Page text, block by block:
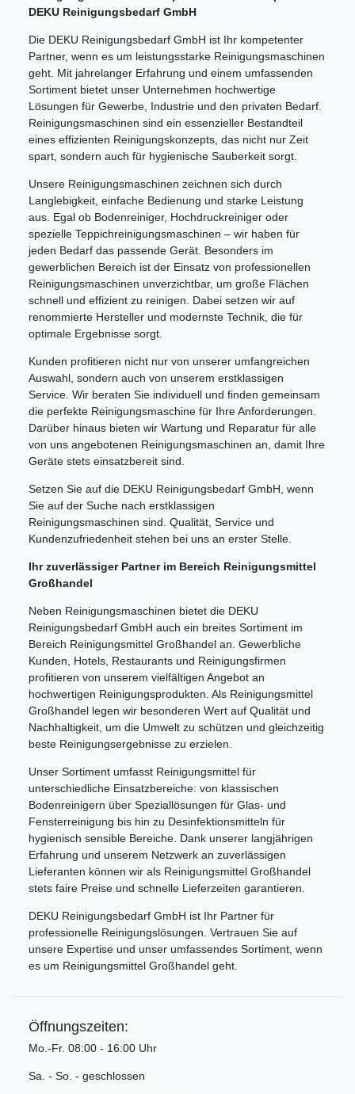
DEKU Reinigungsbedarf GmbH
Die DEKU Reinigungsbedarf GmbH ist Ihr kompetenter
Partner, wenn es um leistungsstarke Reinigungsmaschinen
geht. Mit jahrelanger Erfahrung und einem umfassenden
Sortiment bietet unser Unternehmen hochwertige
Lösungen für Gewerbe, Industrie und den privaten Bedarf.
Reinigungsmaschinen sind ein essenzieller Bestandteil
eines effizienten Reinigungskonzepts, das nicht nur Zeit
spart, sondern auch für hygienische Sauberkeit sorgt.
Unsere Reinigungsmaschinen zeichnen sich durch
Langlebigkeit, einfache Bedienung und starke Leistung
aus. Egal ob Bodenreiniger, Hochdruckreiniger oder
spezielle Teppichreinigungsmaschinen – wir haben für
jeden Bedarf das passende Gerät. Besonders im
gewerblichen Bereich ist der Einsatz von professionellen
Reinigungsmaschinen unverzichtbar, um große Flächen
schnell und effizient zu reinigen. Dabei setzen wir auf
renommierte Hersteller und modernste Technik, die für
optimale Ergebnisse sorgt.
Kunden profitieren nicht nur von unserer umfangreichen
Auswahl, sondern auch von unserem erstklassigen
Service. Wir beraten Sie individuell und finden gemeinsam
die perfekte Reinigungsmaschine für Ihre Anforderungen.
Darüber hinaus bieten wir Wartung und Reparatur für alle
von uns angebotenen Reinigungsmaschinen an, damit Ihre
Geräte stets einsatzbereit sind.
Setzen Sie auf die DEKU Reinigungsbedarf GmbH, wenn
Sie auf der Suche nach erstklassigen
Reinigungsmaschinen sind. Qualität, Service und
Kundenzufriedenheit stehen bei uns an erster Stelle.
Ihr zuverlässiger Partner im Bereich Reinigungsmittel
Großhandel
Neben Reinigungsmaschinen bietet die DEKU
Reinigungsbedarf GmbH auch ein breites Sortiment im
Bereich Reinigungsmittel Großhandel an. Gewerbliche
Kunden, Hotels, Restaurants und Reinigungsfirmen
profitieren von unserem vielfältigen Angebot an
hochwertigen Reinigungsprodukten. Als Reinigungsmittel
Großhandel legen wir besonderen Wert auf Qualität und
Nachhaltigkeit, um die Umwelt zu schützen und gleichzeitig
beste Reinigungsergebnisse zu erzielen.
Unser Sortiment umfasst Reinigungsmittel für
unterschiedliche Einsatzbereiche: von klassischen
Bodenreinigern über Speziallösungen für Glas- und
Fensterreinigung bis hin zu Desinfektionsmitteln für
hygienisch sensible Bereiche. Dank unserer langjährigen
Erfahrung und unserem Netzwerk an zuverlässigen
Lieferanten können wir als Reinigungsmittel Großhandel
stets faire Preise und schnelle Lieferzeiten garantieren.
DEKU Reinigungsbedarf GmbH ist Ihr Partner für
professionelle Reinigungslösungen. Vertrauen Sie auf
unsere Expertise und unser umfassendes Sortiment, wenn
es um Reinigungsmittel Großhandel geht.
Öffnungszeiten:
Mo.-Fr. 08:00 - 16:00 Uhr
Sa. - So. - geschlossen